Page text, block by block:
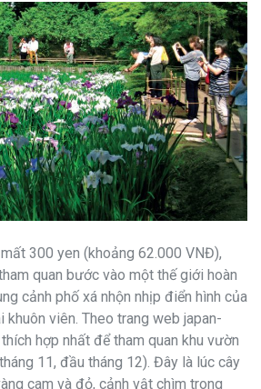
300 yen (khoảng 62.000 VNĐ),
quan bước vào một thế giới hoàn
cảnh phố xá nhộn nhịp điển hình của
khuôn viên. Theo trang web japan-
hợp nhất để tham quan khu vườn
11, đầu tháng 12). Đây là lúc cây
cam và đỏ, cảnh vật chìm trong